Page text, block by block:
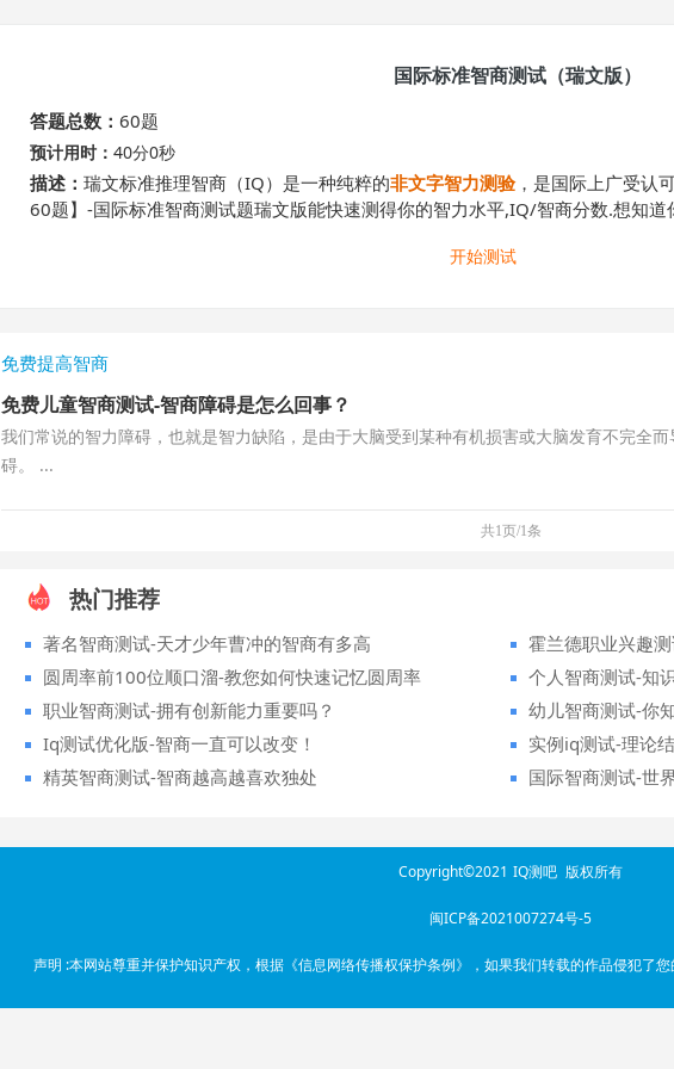
国际标准智商测试（瑞文版）
答题总数： 60题
预计用时： 40分0秒
描述： 瑞文标准推理智商（IQ）是一种纯粹的非文字智力测验，是国际上广受认
60题】-国际标准智商测试题瑞文版能快速测得你的智力水平,IQ/智商分数.想知
开始测试
免费提高智商
免费儿童智商测试-智商障碍是怎么回事？
我们常说的智力障碍，也就是智力缺陷，是由于大脑受到某种有机损害或大脑发育不完全
碍。 ...
共1页/1条
热门推荐
著名智商测试-天才少年曹冲的智商有多高
霍兰德职业兴趣
圆周率前100位顺口溜-教您如何快速记忆圆周率
个人智商测试-知
职业智商测试-拥有创新能力重要吗？
幼儿智商测试-你
Iq测试优化版-智商一直可以改变！
实例iq测试-理论
精英智商测试-智商越高越喜欢独处
国际智商测试-世
Copyright©2021 IQ测吧 版权所有
闽ICP备2021007274号-5
声明 :本网站尊重并保护知识产权，根据《信息网络传播权保护条例》，如果我们转载的作品侵犯了